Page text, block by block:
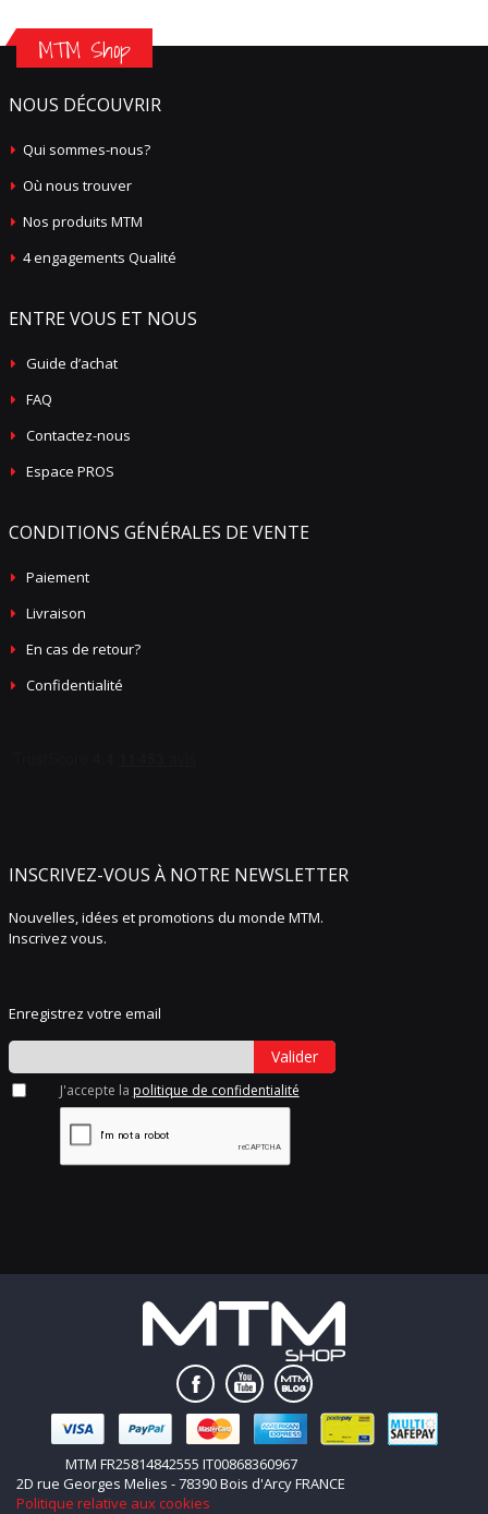
MTM Shop
NOUS DÉCOUVRIR
Qui sommes-nous?
Où nous trouver
Nos produits MTM
4 engagements Qualité
ENTRE VOUS ET NOUS
Guide d’achat
FAQ
Contactez-nous
Espace PROS
CONDITIONS GÉNÉRALES DE VENTE
Paiement
Livraison
En cas de retour?
Confidentialité
INSCRIVEZ-VOUS À NOTRE NEWSLETTER
Nouvelles, idées et promotions du monde MTM.
Inscrivez vous.
Enregistrez votre email
Valider
J'accepte la politique de confidentialité
MTM FR25814842555 IT00868360967
2D rue Georges Melies - 78390 Bois d'Arcy FRANCE
Politique relative aux cookies